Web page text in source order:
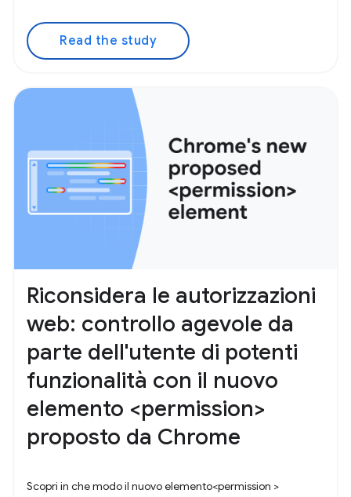
Read the study
Riconsidera le autorizzazioni
web: controllo agevole da
parte dell'utente di potenti
funzionalità con il nuovo
elemento <permission>
proposto da Chrome
Scopri in che modo il nuovo elemento<permission >